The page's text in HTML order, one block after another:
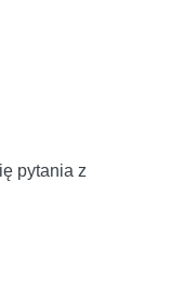
pytania z